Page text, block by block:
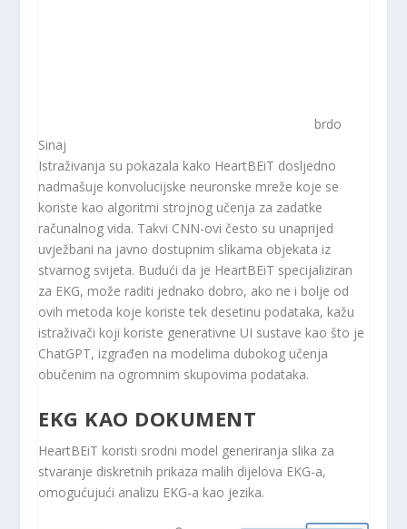
brdo
Sinaj
Istraživanja su pokazala kako HeartBEiT dosljedno
nadmašuje konvolucijske neuronske mreže koje se
koriste kao algoritmi strojnog učenja za zadatke
računalnog vida. Takvi CNN-ovi često su unaprijed
uvježbani na javno dostupnim slikama objekata iz
stvarnog svijeta. Budući da je HeartBEiT specijaliziran
za EKG, može raditi jednako dobro, ako ne i bolje od
ovih metoda koje koriste tek desetinu podataka, kažu
istraživači koji koriste generativne UI sustave kao što je
ChatGPT, izgrađen na modelima dubokog učenja
obučenim na ogromnim skupovima podataka.
EKG KAO DOKUMENT
HeartBEiT koristi srodni model generiranja slika za
stvaranje diskretnih prikaza malih dijelova EKG-a,
omogućujući analizu EKG-a kao jezika.